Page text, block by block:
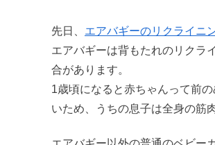
先日、 エアバギーのリクライニ
エアバギーは背もたれのリクラ
合があります。
1歳頃になると赤ちゃんって前
いため、うちの息子は全身の筋